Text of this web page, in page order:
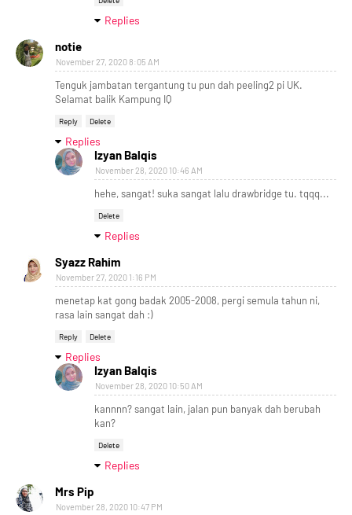
Replies
notie
November 27, 2020 8:05 AM
Tenguk jambatan tergantung tu pun dah peeling2 pi UK.
Selamat balik Kampung IQ
Reply Delete
Replies
Izyan Balqis
November 28, 2020 10:46 AM
hehe, sangat! suka sangat lalu drawbridge tu. tqqq...
Delete
Replies
Syazz Rahim
November 27, 2020 1:16 PM
menetap kat gong badak 2005-2008, pergi semula tahun ni,
rasa lain sangat dah :)
Reply Delete
Replies
Izyan Balqis
November 28, 2020 10:50 AM
kannnn? sangat lain, jalan pun banyak dah berubah
kan?
Delete
Replies
Mrs Pip
November 28, 2020 10:47 PM